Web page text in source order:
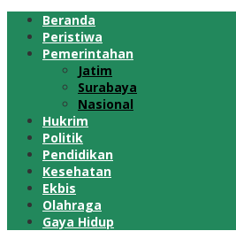
Beranda
Peristiwa
Pemerintahan
Jatim
Surabaya
Nasional
Hukrim
Politik
Pendidikan
Kesehatan
Ekbis
Olahraga
Gaya Hidup